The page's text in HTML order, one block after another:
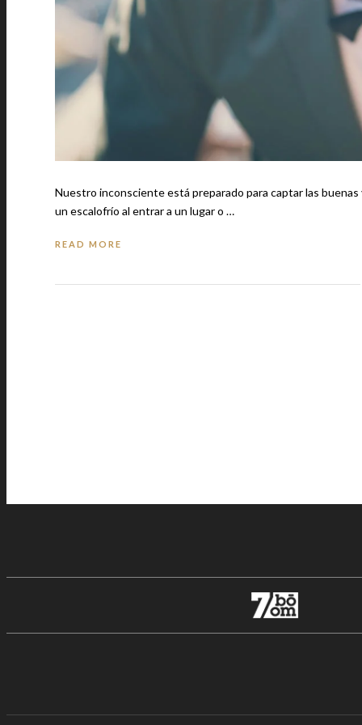
Nuestro inconsciente está preparado para captar las buenas y
un escalofrío al entrar a un lugar o …
READ MORE